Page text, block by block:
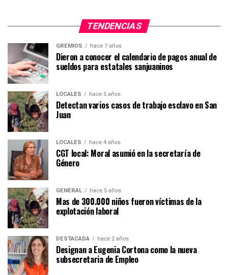
TENDENCIAS
GREMIOS hace 7 años
Dieron a conocer el calendario de pagos anual de
sueldos para estatales sanjuaninos
LOCALES hace 5 años
Detectan varios casos de trabajo esclavo en San
Juan
LOCALES hace 4 años
CGT local: Moral asumió en la secretaría de
Género
GENERAL hace 5 años
Mas de 300.000 niños fueron víctimas de la
explotación laboral
DESTACADA hace 2 años
Designan a Eugenia Cortona como la nueva
subsecretaria de Empleo